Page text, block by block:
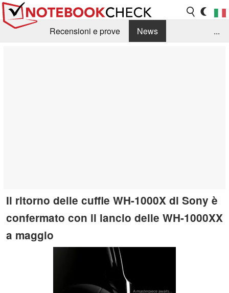
Recensioni e prove
News
...
Il ritorno delle cuffie WH-1000X di Sony è
confermato con il lancio delle WH-1000XX
a maggio